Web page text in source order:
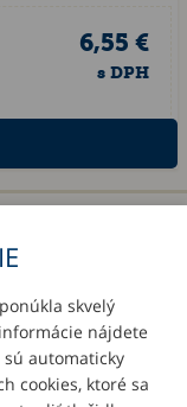
6,55 €
s DPH
skvelý
nájdete
sú automaticky
cookies, ktoré sa